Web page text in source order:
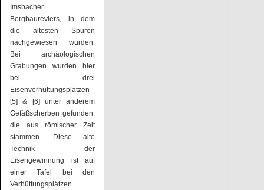
Imsbacher
Bergbaureviers, in dem
die ältesten Spuren
nachgewiesen wurden.
Bei archäologischen
Grabungen wurden hier
bei drei
Eisenverhüttungsplätzen
[5] & [6] unter anderem
Gefäßscherben gefunden,
die aus römischer Zeit
stammen. Diese alte
Technik der
Eisengewinnung ist auf
einer Tafel bei den
Verhüttungsplätzen